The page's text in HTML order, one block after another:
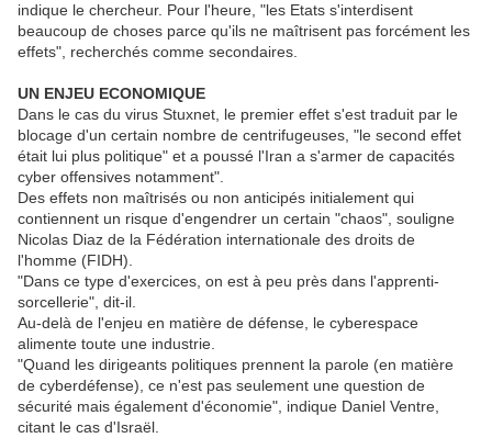
indique le chercheur. Pour l'heure, "les Etats s'interdisent
beaucoup de choses parce qu'ils ne maîtrisent pas forcément les
effets", recherchés comme secondaires.
UN ENJEU ECONOMIQUE
Dans le cas du virus Stuxnet, le premier effet s'est traduit par le
blocage d'un certain nombre de centrifugeuses, "le second effet
était lui plus politique" et a poussé l'Iran a s'armer de capacités
cyber offensives notamment".
Des effets non maîtrisés ou non anticipés initialement qui
contiennent un risque d'engendrer un certain "chaos", souligne
Nicolas Diaz de la Fédération internationale des droits de
l'homme (FIDH).
"Dans ce type d'exercices, on est à peu près dans l'apprenti-
sorcellerie", dit-il.
Au-delà de l'enjeu en matière de défense, le cyberespace
alimente toute une industrie.
"Quand les dirigeants politiques prennent la parole (en matière
de cyberdéfense), ce n'est pas seulement une question de
sécurité mais également d'économie", indique Daniel Ventre,
citant le cas d'Israël.